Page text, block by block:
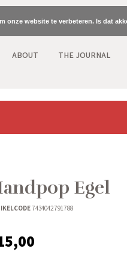
ABOUT THE JOURNAL
Egel
7434042791788
onze website te verbeteren. Is dat